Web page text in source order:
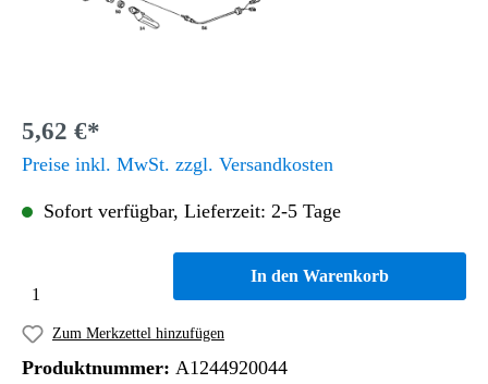
5,62 €*
Preise inkl. MwSt. zzgl. Versandkosten
Sofort verfügbar, Lieferzeit: 2-5 Tage
In den Warenkorb
Zum Merkzettel hinzufügen
Produktnummer: A1244920044